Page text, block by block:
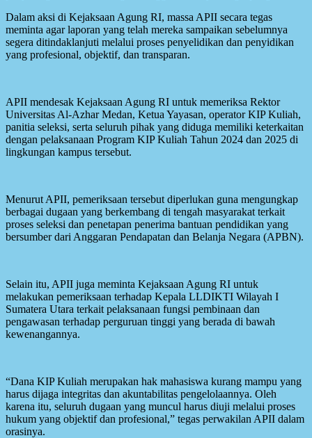
Dalam aksi di Kejaksaan Agung RI, massa APII secara tegas
meminta agar laporan yang telah mereka sampaikan sebelumnya
segera ditindaklanjuti melalui proses penyelidikan dan penyidikan
yang profesional, objektif, dan transparan.
APII mendesak Kejaksaan Agung RI untuk memeriksa Rektor
Universitas Al-Azhar Medan, Ketua Yayasan, operator KIP Kuliah,
panitia seleksi, serta seluruh pihak yang diduga memiliki keterkaitan
dengan pelaksanaan Program KIP Kuliah Tahun 2024 dan 2025 di
lingkungan kampus tersebut.
Menurut APII, pemeriksaan tersebut diperlukan guna mengungkap
berbagai dugaan yang berkembang di tengah masyarakat terkait
proses seleksi dan penetapan penerima bantuan pendidikan yang
bersumber dari Anggaran Pendapatan dan Belanja Negara (APBN).
Selain itu, APII juga meminta Kejaksaan Agung RI untuk
melakukan pemeriksaan terhadap Kepala LLDIKTI Wilayah I
Sumatera Utara terkait pelaksanaan fungsi pembinaan dan
pengawasan terhadap perguruan tinggi yang berada di bawah
kewenangannya.
“Dana KIP Kuliah merupakan hak mahasiswa kurang mampu yang
harus dijaga integritas dan akuntabilitas pengelolaannya. Oleh
karena itu, seluruh dugaan yang muncul harus diuji melalui proses
hukum yang objektif dan profesional,” tegas perwakilan APII dalam
orasinya.